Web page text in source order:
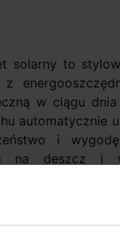
solarny to
w ciągu
automatycznie
i
na deszcz i
To